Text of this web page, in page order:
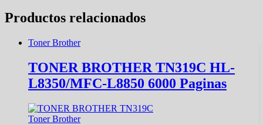
Productos relacionados
Toner Brother
TONER BROTHER TN319C HL-
L8350/MFC-L8850 6000 Paginas
Toner Brother